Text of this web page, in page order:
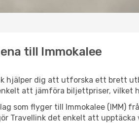
till Immokalee
hjälper dig att utforska ett brett
att jämföra biljettpriser, vilket
som flyger till Immokalee (IMM)
Travellink det enkelt att